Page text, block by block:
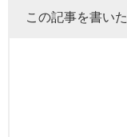
この記事を書いた